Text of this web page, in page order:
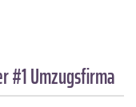
#1 Umzugsfirma